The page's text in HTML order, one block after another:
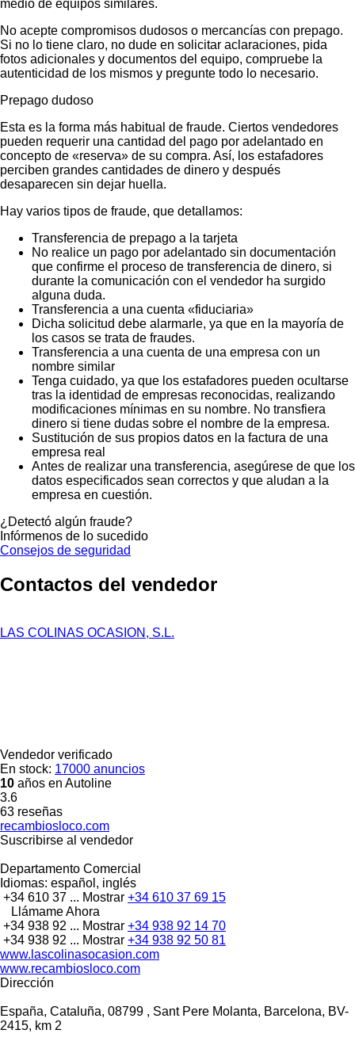
medio de equipos similares.
No acepte compromisos dudosos o mercancías con prepago.
Si no lo tiene claro, no dude en solicitar aclaraciones, pida
fotos adicionales y documentos del equipo, compruebe la
autenticidad de los mismos y pregunte todo lo necesario.
Prepago dudoso
Esta es la forma más habitual de fraude. Ciertos vendedores
pueden requerir una cantidad del pago por adelantado en
concepto de «reserva» de su compra. Así, los estafadores
perciben grandes cantidades de dinero y después
desaparecen sin dejar huella.
Hay varios tipos de fraude, que detallamos:
Transferencia de prepago a la tarjeta
No realice un pago por adelantado sin documentación
que confirme el proceso de transferencia de dinero, si
durante la comunicación con el vendedor ha surgido
alguna duda.
Transferencia a una cuenta «fiduciaria»
Dicha solicitud debe alarmarle, ya que en la mayoría de
los casos se trata de fraudes.
Transferencia a una cuenta de una empresa con un
nombre similar
Tenga cuidado, ya que los estafadores pueden ocultarse
tras la identidad de empresas reconocidas, realizando
modificaciones mínimas en su nombre. No transfiera
dinero si tiene dudas sobre el nombre de la empresa.
Sustitución de sus propios datos en la factura de una
empresa real
Antes de realizar una transferencia, asegúrese de que los
datos especificados sean correctos y que aludan a la
empresa en cuestión.
¿Detectó algún fraude?
Infórmenos de lo sucedido
Consejos de seguridad
Contactos del vendedor
LAS COLINAS OCASION, S.L.
Vendedor verificado
En stock: 17000 anuncios
10 años en Autoline
3.6
63 reseñas
recambiosloco.com
Suscribirse al vendedor
Departamento Comercial
Idiomas: español, inglés
+34 610 37 ... Mostrar +34 610 37 69 15
Llámame Ahora
+34 938 92 ... Mostrar +34 938 92 14 70
+34 938 92 ... Mostrar +34 938 92 50 81
www.lascolinasocasion.com
www.recambiosloco.com
Dirección
España, Cataluña, 08799 , Sant Pere Molanta, Barcelona, BV-
2415, km 2